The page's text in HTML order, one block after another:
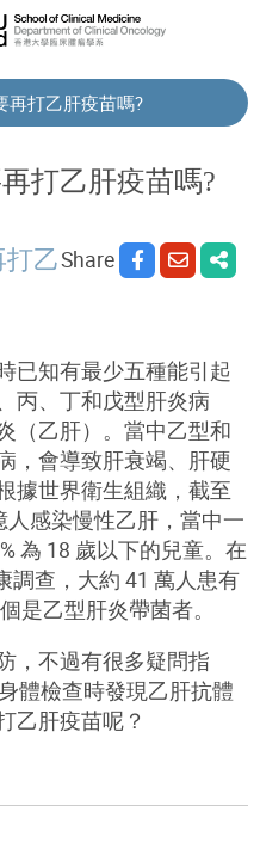
day.
打乙肝疫苗嗎?
再打乙肝疫苗嗎?
Share
乙
已知有最少五種能引起
丙、丁和戊型肝炎病
（乙肝）。當中乙型和
，會導致肝衰竭、肝硬
據世界衛生組織，截至
人感染慢性乙肝，當中一
為 18 歲以下的兒童。在
調查，大約 41 萬人患有
是乙型肝炎帶菌者。
，不過有很多疑問指
體檢查時發現乙肝抗體
乙肝疫苗呢？